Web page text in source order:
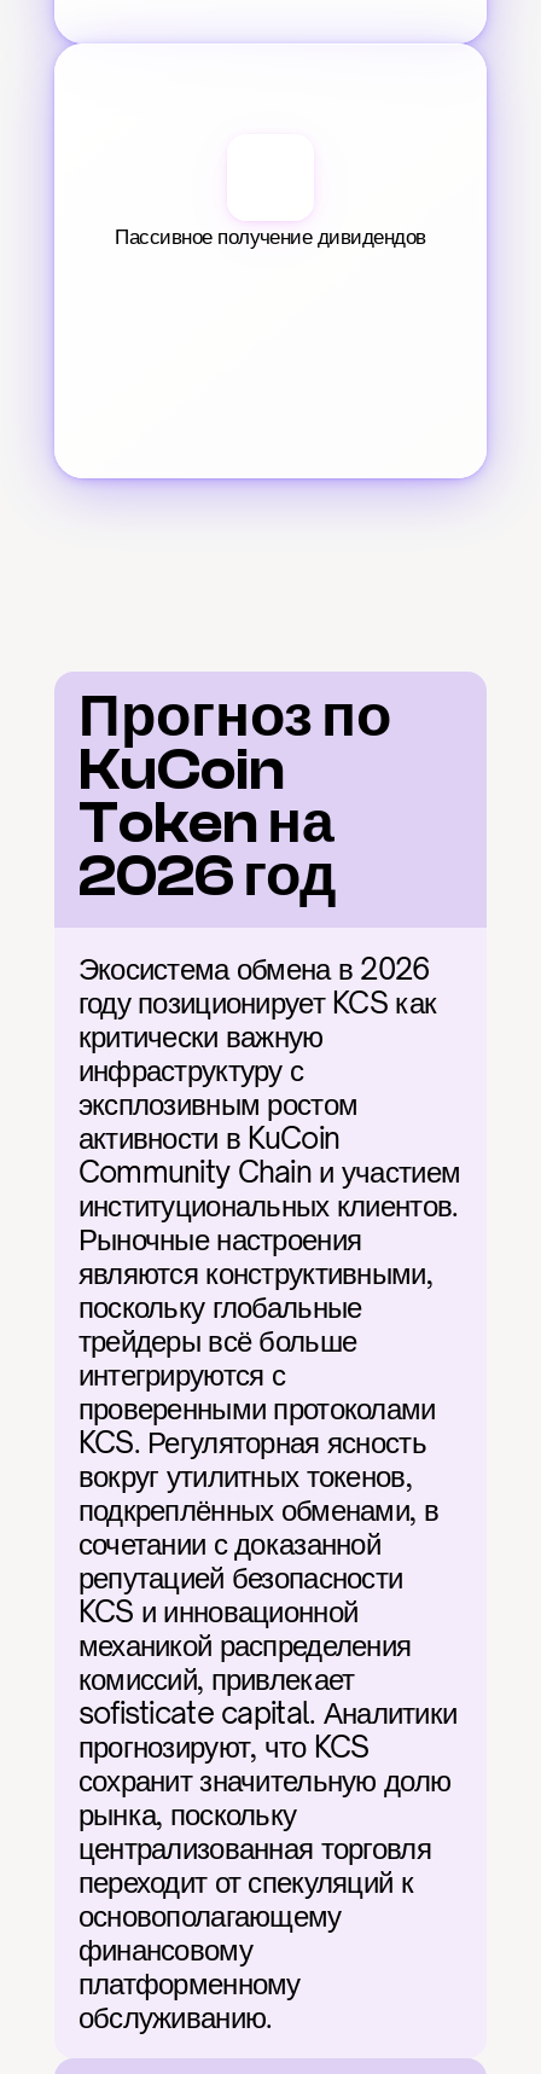
Пассивное получение дивидендов
Прогноз по
KuCoin
Token на
2026 год
Экосистема обмена в 2026
году позиционирует KCS как
критически важную
инфраструктуру с
эксплозивным ростом
активности в KuCoin
Community Chain и участием
институциональных клиентов.
Рыночные настроения
являются конструктивными,
поскольку глобальные
трейдеры всё больше
интегрируются с
проверенными протоколами
KCS. Регуляторная ясность
вокруг утилитных токенов,
подкреплённых обменами, в
сочетании с доказанной
репутацией безопасности
KCS и инновационной
механикой распределения
комиссий, привлекает
sofisticate capital. Аналитики
прогнозируют, что KCS
сохранит значительную долю
рынка, поскольку
централизованная торговля
переходит от спекуляций к
основополагающему
финансовому
платформенному
обслуживанию.